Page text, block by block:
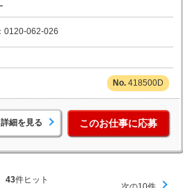
062-026
418500D
詳細を見る このお仕事に応募
43件ヒット